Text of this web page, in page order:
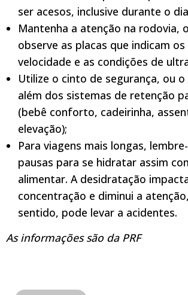
ser acesos, inclusive durante o
Mantenha a atenção na rodovia,
observe as placas que indicam
velocidade e as condições de
Utilize o cinto de segurança, ou
além dos sistemas de retenção
(bebê conforto, cadeirinha,
elevação);
Para viagens mais longas,
pausas para se hidratar assim
alimentar. A desidratação
concentração e diminui a
sentido, pode levar a acidentes.
As informações são da PRF